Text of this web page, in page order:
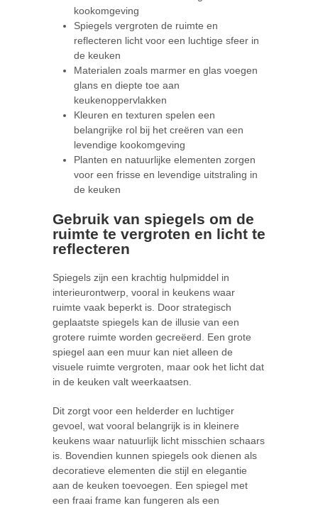
kookomgeving
Spiegels vergroten de ruimte en
reflecteren licht voor een luchtige sfeer in
de keuken
Materialen zoals marmer en glas voegen
glans en diepte toe aan
keukenoppervlakken
Kleuren en texturen spelen een
belangrijke rol bij het creëren van een
levendige kookomgeving
Planten en natuurlijke elementen zorgen
voor een frisse en levendige uitstraling in
de keuken
Gebruik van spiegels om de
ruimte te vergroten en licht te
reflecteren
Spiegels zijn een krachtig hulpmiddel in
interieurontwerp, vooral in keukens waar
ruimte vaak beperkt is. Door strategisch
geplaatste spiegels kan de illusie van een
grotere ruimte worden gecreëerd. Een grote
spiegel aan een muur kan niet alleen de
visuele ruimte vergroten, maar ook het licht dat
in de keuken valt weerkaatsen.
Dit zorgt voor een helderder en luchtiger
gevoel, wat vooral belangrijk is in kleinere
keukens waar natuurlijk licht misschien schaars
is. Bovendien kunnen spiegels ook dienen als
decoratieve elementen die stijl en elegantie
aan de keuken toevoegen. Een spiegel met
een fraai frame kan fungeren als een